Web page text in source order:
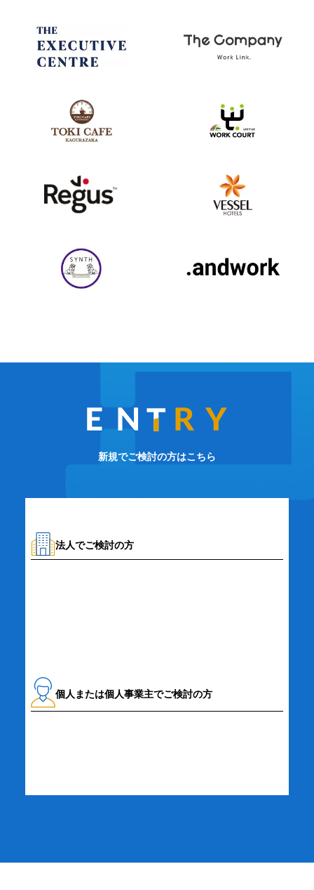
新規でご検討の方はこちら
法人でご検討の方
個人または個人事業主でご検討の方